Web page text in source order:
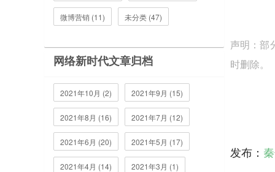
微博营销 (11) 未分类 (47)
网络新时代文章归档
2021年10月 (2) 2021年9月 (15)
2021年8月 (16) 2021年7月 (12)
2021年6月 (20) 2021年5月 (17)
2021年4月 (14) 2021年3月 (1)
声明：部
时删除。
发布：